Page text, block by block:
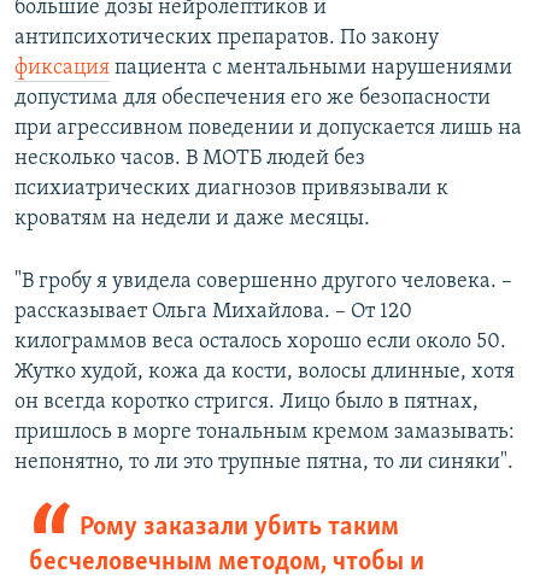
большие дозы нейролептиков и
антипсихотических препаратов. По закону
фиксация пациента с ментальными нарушениями
допустима для обеспечения его же безопасности
при агрессивном поведении и допускается лишь на
несколько часов. В МОТБ людей без
психиатрических диагнозов привязывали к
кроватям на недели и даже месяцы.
"В гробу я увидела совершенно другого человека. –
рассказывает Ольга Михайлова. – От 120
килограммов веса осталось хорошо если около 50.
Жутко худой, кожа да кости, волосы длинные, хотя
он всегда коротко стригся. Лицо было в пятнах,
пришлось в морге тональным кремом замазывать:
непонятно, то ли это трупные пятна, то ли синяки".
Рому заказали убить таким
бесчеловечным методом, чтобы и